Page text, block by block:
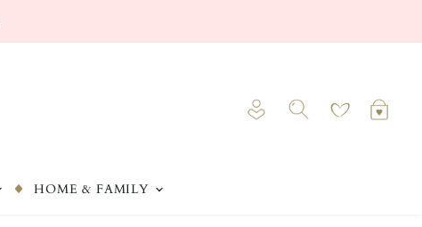
Voir
HOME & FAMILY